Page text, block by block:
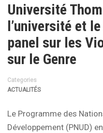
Université
l’université et
panel sur les
sur le Genre
Categories
ACTUALITÉS
Le Programme des
Développement (PNUD)